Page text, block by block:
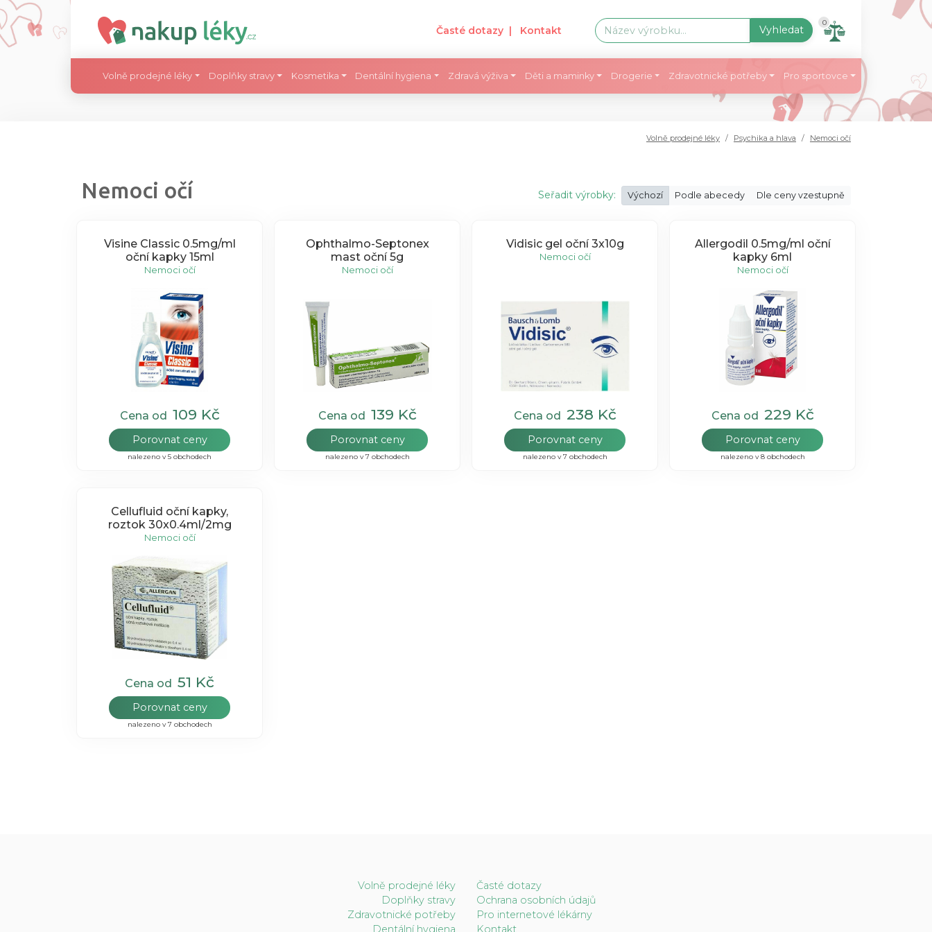
Časté dotazy | Kontakt Vyhledat
0
Volně prodejné léky Doplňky stravy Kosmetika Dentální hygiena Zdravá výživa Děti a maminky Drogerie Zdravotnické potřeby Pro sportovce
Volně prodejné léky Psychika a hlava Nemoci očí
Nemoci očí Seřadit výrobky: Výchozí Podle abecedy Dle ceny vzestupně
Visine Classic 0.5mg/ml
oční kapky 15ml
Nemoci očí
Cena od 109 Kč
Porovnat ceny
nalezeno v 5 obchodech
Ophthalmo-Septonex
mast oční 5g
Nemoci očí
Cena od 139 Kč
Porovnat ceny
nalezeno v 7 obchodech
Vidisic gel oční 3x10g
Nemoci očí
Cena od 238 Kč
Porovnat ceny
nalezeno v 7 obchodech
Allergodil 0.5mg/ml oční
kapky 6ml
Nemoci očí
Cena od 229 Kč
Porovnat ceny
nalezeno v 8 obchodech
Cellufluid oční kapky,
roztok 30x0.4ml/2mg
Nemoci očí
Cena od 51 Kč
Porovnat ceny
nalezeno v 7 obchodech
Volně prodejné léky
Doplňky stravy
Zdravotnické potřeby
Dentální hygiena
Časté dotazy
Ochrana osobních údajů
Pro internetové lékárny
Kontakt